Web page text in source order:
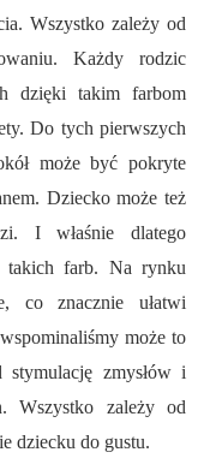
Wszystko zależy od
Każdy rodzic
dzięki takim farbom
Do tych pierwszych
może być pokryte
Dziecko może też
I właśnie dlatego
takich farb. Na rynku
co znacznie ułatwi
może to
zmysłów i
Wszystko zależy od
dziecku do gustu.